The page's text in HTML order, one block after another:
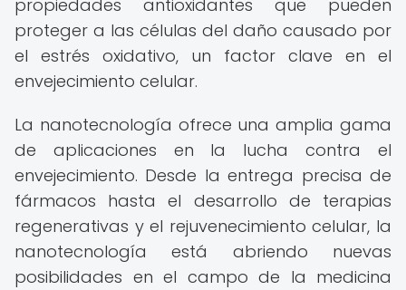
propiedades antioxidantes que pueden
proteger a las células del daño causado por
el estrés oxidativo, un factor clave en el
envejecimiento celular.
La nanotecnología ofrece una amplia gama
de aplicaciones en la lucha contra el
envejecimiento. Desde la entrega precisa de
fármacos hasta el desarrollo de terapias
regenerativas y el rejuvenecimiento celular, la
nanotecnología está abriendo nuevas
posibilidades en el campo de la medicina